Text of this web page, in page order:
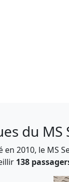
du MS
2010, le MS
138